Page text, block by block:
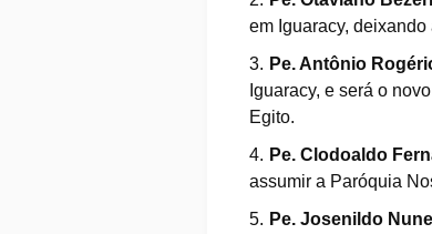
em Iguaracy,
Pe. Antônio
Iguaracy, e será o
Egito.
Pe. Clodoaldo
assumir a Paróquia
Pe. Josenildo